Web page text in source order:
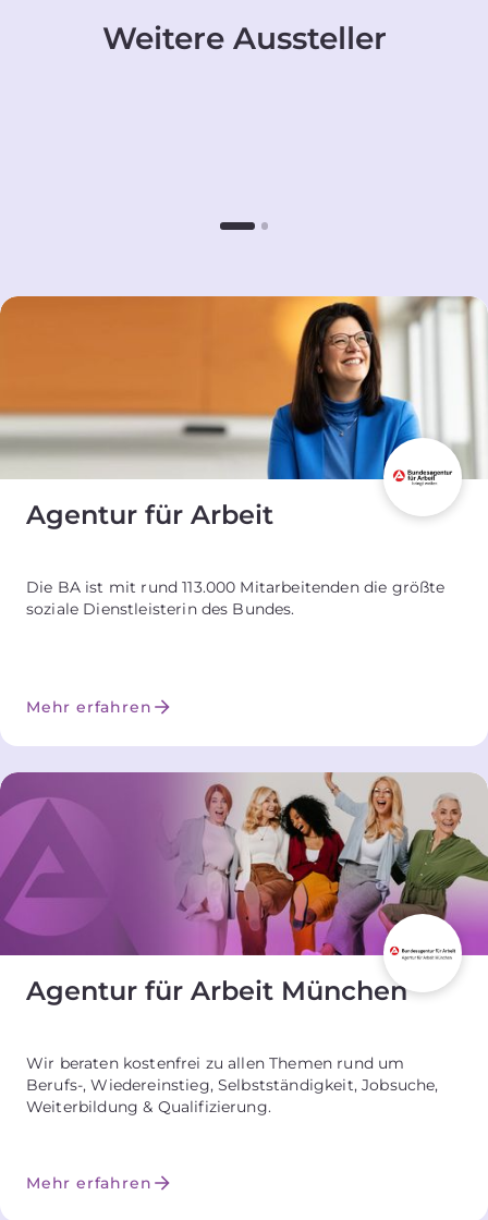
Weitere Aussteller
Agentur für Arbeit
Die BA ist mit rund 113.000 Mitarbeitenden die größte
soziale Dienstleisterin des Bundes.
Mehr erfahren
Agentur für Arbeit München
Wir beraten kostenfrei zu allen Themen rund um
Berufs-, Wiedereinstieg, Selbstständigkeit, Jobsuche,
Weiterbildung & Qualifizierung.
Mehr erfahren